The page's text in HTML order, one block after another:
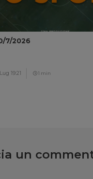
7/2026
19:21 1 min
un